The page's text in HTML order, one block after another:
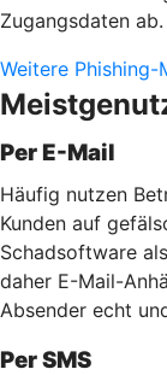
Zugangsdaten ab.
Weitere Phishing-
Per E-Mail
Häufig nutzen
Kunden auf
Schadsoftware
daher E-Mail-
Absender echt
Per SMS